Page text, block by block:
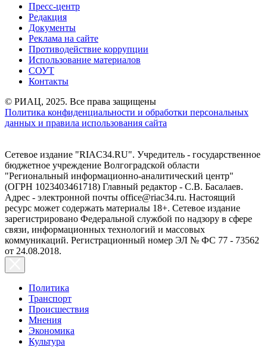
Пресс-центр
Редакция
Документы
Реклама на сайте
Противодействие коррупции
Использование материалов
СОУТ
Контакты
© РИАЦ, 2025. Все права защищены
Политика конфиденциальности и обработки персональных
данных и правила использования сайта
Сетевое издание "RIAC34.RU". Учредитель - государственное
бюджетное учреждение Волгоградской области
"Региональный информационно-аналитический центр"
(ОГРН 1023403461718) Главный редактор - С.В. Басалаев.
Адрес - электронной почты office@riac34.ru. Настоящий
ресурс может содержать материалы 18+. Сетевое издание
зарегистрировано Федеральной службой по надзору в сфере
связи, информационных технологий и массовых
коммуникаций. Регистрационный номер ЭЛ № ФС 77 - 73562
от 24.08.2018.
Политика
Транспорт
Происшествия
Мнения
Экономика
Культура